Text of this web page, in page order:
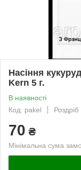
Насіння
Kern 5 г.
В наявності
Код: pakel
Роздріб
70 ₴
Мінімальна сума